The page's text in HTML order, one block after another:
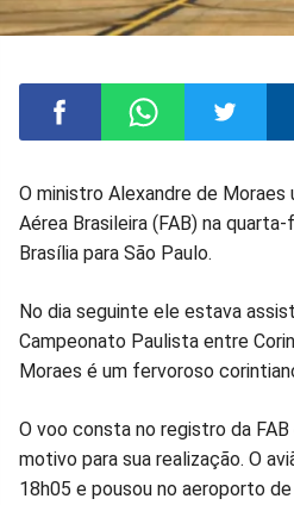
Compartilhar
no
Facebook
Compartilhar
no
Whatsapp
no
Twitter
O ministro Alexandre de Moraes
Aérea Brasileira (FAB) na
Brasília para São Paulo.
No dia seguinte ele estava
Campeonato Paulista entre
Moraes é um fervoroso
O voo consta no registro da FAB
motivo para sua realização. O
18h05 e pousou no aeroporto